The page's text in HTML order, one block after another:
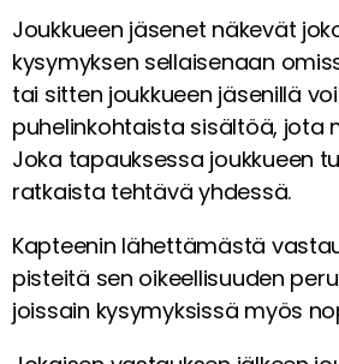
Joukkueen jäsenet näkevät
kysymyksen sellaisenaan
tai sitten joukkueen jäsenillä
puhelinkohtaista sisältöä, jota
Joka tapauksessa joukkueen
ratkaista tehtäväyhdessä.
Kapteenin lähettämästä
pisteitä sen oikeellisuuden
joissain kysymyksissä myös